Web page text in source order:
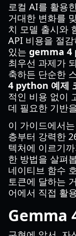
로컬 AI를 활용
거대한 변화를
치 모델 출시와
API 비용을 절
있는 gemma 4
최우선 과제가
축하든 단순한
4 python 예제
적인 비용 없이
데 필요한 기반
이 가이드에서
층부터 강력한
텍처에 이르기
한 방법을 살펴
네이티브 함수
토큰에 달하는
어에서 직접 활
Gemma